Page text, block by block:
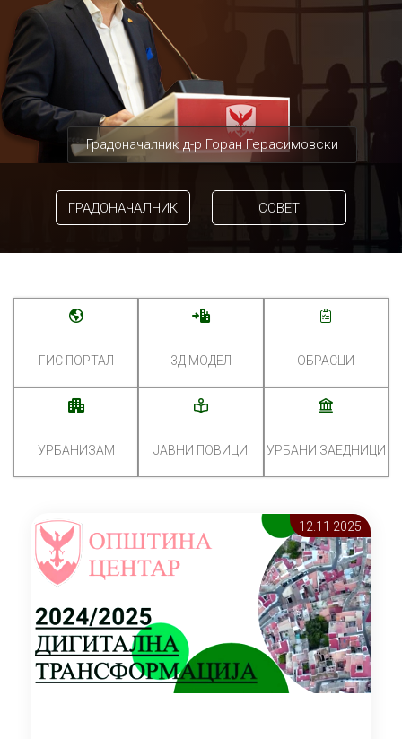
Градоначалник д-р Горан Герасимовски
ГРАДОНАЧАЛНИК СОВЕТ
ГИС ПОРТАЛ 3Д МОДЕЛ ОБРАСЦИ
УРБАНИЗАМ ЈАВНИ ПОВИЦИ УРБАНИ ЗАЕДНИЦИ
12.11 2025